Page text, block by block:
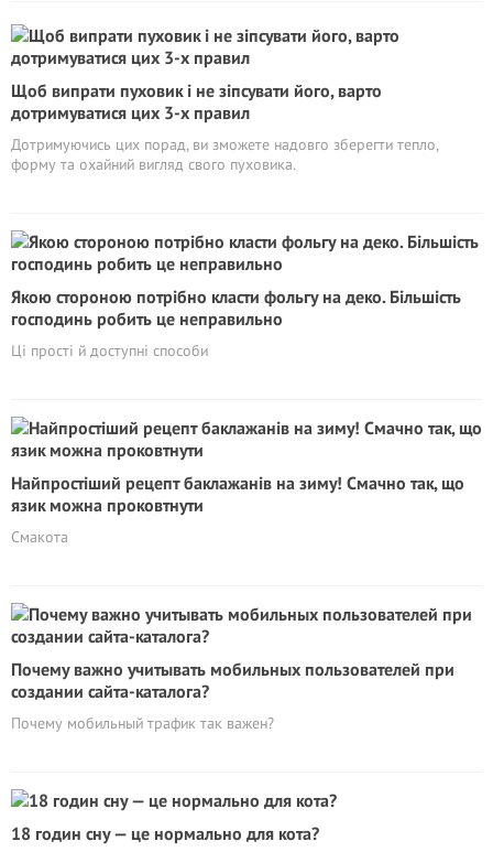
Щоб випрати пуховик і не зіпсувати його, варто
дотримуватися цих 3-х правил
Дотримуючись цих порад, ви зможете надовго зберегти тепло,
форму та охайний вигляд свого пуховика.
Якою стороною потрібно класти фольгу на деко. Більшість
господинь робить це неправильно
Ці прості й доступні способи
Найпростіший рецепт баклажанів на зиму! Смачно так, що
язик можна проковтнути
Смакота
Почему важно учитывать мобильных пользователей при
создании сайта-каталога?
Почему мобильный трафик так важен?
18 годин сну — це нормально для кота?